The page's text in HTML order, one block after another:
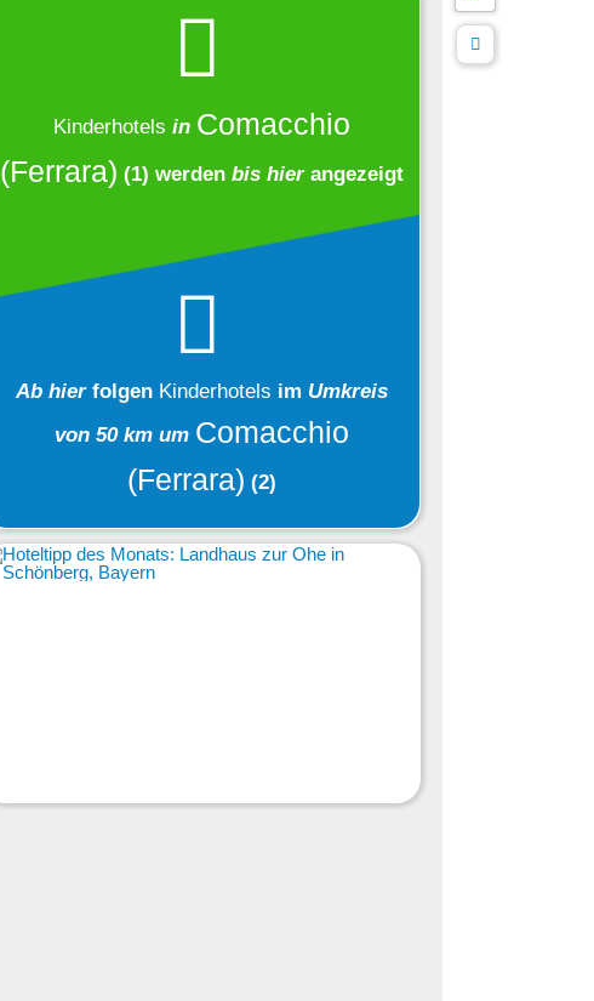
Kinderhotels in Comacchio
(Ferrara) (1) werden bis hierangezeigt
Ab hier folgen Kinderhotels im Umkreis
von 50 km um Comacchio
(Ferrara) (2)